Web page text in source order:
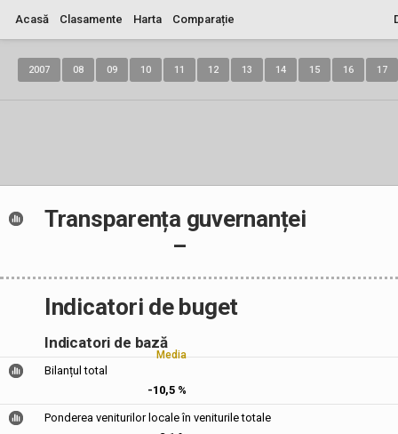
Acasă Clasamente Harta Comparație
2007 08 09 10 11 12 13 14 15 16 17
Transparența guvernanței
–
Indicatori de buget
Indicatori de bază
Media
Bilanțul total
-10,5 %
Ponderea veniturilor locale în veniturile totale